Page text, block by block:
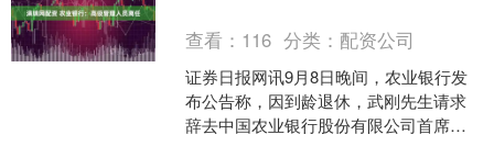
查看： 116 分类： 配资公司
证券日报网讯9月8日晚间，农业银行发
布公告称，因到龄退休，武刚先生请求
辞去中国农业银行股份有限公司首席风